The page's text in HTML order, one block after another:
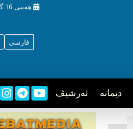
هه‌ینی 16 گه‌لاوێژ2726
فارسی
دیمانه ئه‌رشیڤ